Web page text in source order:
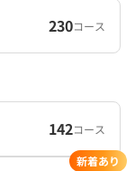
230コース
142コース
新着あり